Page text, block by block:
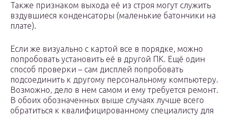
Также признаком выхода её из строя могут служить
вздувшиеся конденсаторы (маленькие батончики на
плате).
Если же визуально с картой все в порядке, можно
попробовать установить её в другой ПК. Ещё один
способ проверки – сам дисплей попробовать
подсоединить к другому персональному компьютеру.
Возможно, дело в нем самом и ему требуется ремонт.
В обоих обозначенных выше случаях лучше всего
обратиться к квалифицированному специалисту для